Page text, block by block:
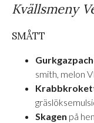
Kvällsmeny
SMÅTT
smith, melon
Skagen på